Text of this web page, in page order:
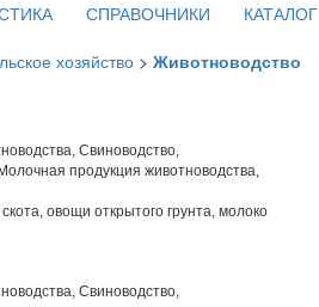
СПРАВОЧНИКИ КАТАЛОГ
хозяйство > Животноводство
Свиноводство,
продукция животноводства,
овощи открытого грунта, молоко
Свиноводство,